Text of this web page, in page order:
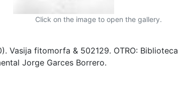
Click on the image to open the gallery.
Vasija fitomorfa & 502129. OTRO: Biblioteca
Jorge Garces Borrero.